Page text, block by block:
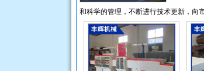
和科学的管理，不断进行技术更新，向